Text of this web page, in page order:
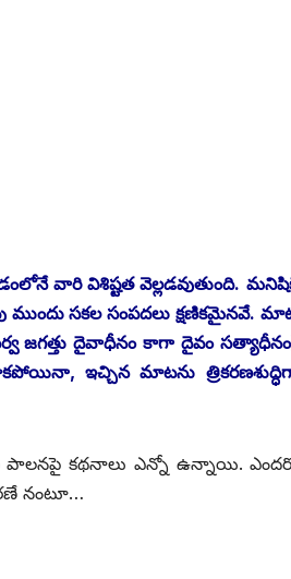
వారి విశిష్టత వెల్లడవుతుంది.
సకల సంపదలు క్షణికమైనవే.
జగత్తు దైవాధీనం కాగా దైవం
ఇచ్చిన మాటను
పాలనపై కథనాలు ఎన్నో ఉన్నాయి.
నంటూ…